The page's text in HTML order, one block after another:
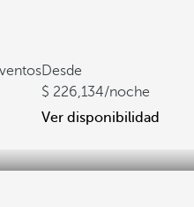
Desde
226,134/noche
Ver disponibilidad